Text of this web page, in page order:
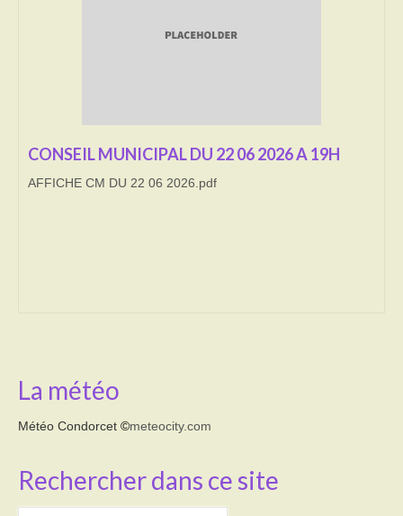
Correspondants de presse
LE BRULAGE DES VEGETAUX
CONSEIL MUNICIPAL DU 22 06 2026 A 19H
AFFICHE CM DU 22 06 2026.pdf
La météo
Météo Condorcet ©meteocity.com
Rechercher dans ce site